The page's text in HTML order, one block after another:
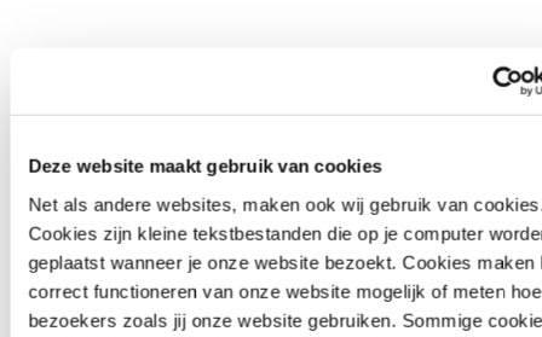
Deze website maakt gebruik van cookies
Net als andere websites, maken ook wij gebruik van
Cookies zijn kleine tekstbestanden die op je computer
geplaatst wanneer je onze website bezoekt. Cookies maken
correct functioneren van onze website mogelijk of meten hoe
bezoekers zoals jij onze website gebruiken. Sommige